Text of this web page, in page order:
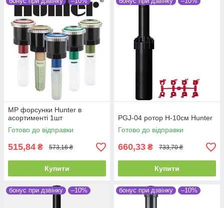
MP форсунки Hunter в
асортименті 1шт
Готово до відправки
515,84 ₴ 573,16 ₴
Купити
PGJ-04 ротор H-10см Hunter
Готово до відправки
660,33 ₴ 733,70 ₴
Купити
бонус при дзвінку –10% бонус при дзвінку –10%